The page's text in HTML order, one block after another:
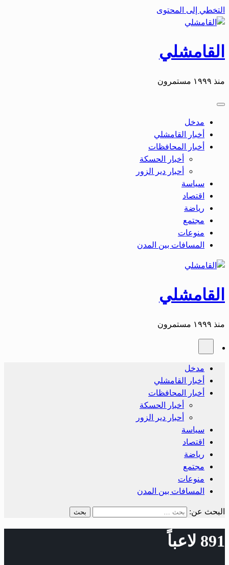
التخطي إلى المحتوى
القامشلي
منذ ١٩٩٩ مستمرون
مدخل
أخبار القامشلي
أخبار المحافظات
أخبار الحسكة
أحبار دير الزور
سياسة
اقتصاد
رياضة
مجتمع
منوعات
المسافات بين المدن
القامشلي
منذ ١٩٩٩ مستمرون
مدخل
أخبار القامشلي
أخبار المحافظات
أخبار الحسكة
أحبار دير الزور
سياسة
اقتصاد
رياضة
مجتمع
منوعات
المسافات بين المدن
البحث عن:
891 لاعباً